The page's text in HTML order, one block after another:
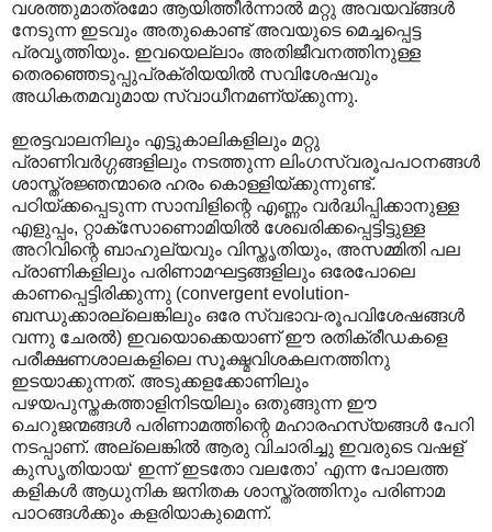
വശത്തുമാത്രമോ ആയിത്തീര്‍ന്നാല്‍ മറ്റു അവയവ്ങ്ങള്‍
നേടുന്ന ഇടവും അതുകൊണ്ട് അവയുടെ മെച്ചപ്പെട്ട
പ്രവൃത്തിയും. ഇവയെല്ലാം അതിജീവനത്തിനുള്ള
തെരഞ്ഞെടുപ്പുപ്രക്രിയയില്‍ സവിശേഷവും
അധികതമവുമായ സ്വാധീനമണ്യ്ക്കുന്നു.
ഇരട്ടവാലനിലും എട്ടുകാലികളിലും മറ്റു
പ്രാണിവര്‍ഗ്ഗങ്ങളിലും നടത്തുന്ന ലിംഗസ്വരൂപപഠനങ്ങള്‍‍
ശാസ്ത്രജ്ഞന്മാരെ ഹരം കൊള്ളിയ്ക്കുന്നുണ്ട്.
പഠിയ്ക്കപ്പെടുന്ന സാമ്പിളിന്റെ എണ്ണം വര്‍ദ്ധിപ്പിക്കാനുള്ള
എളുപ്പം, റ്റാക്സോണൊമിയില്‍ ശേഖരിക്കപ്പെട്ടിട്ടുള്ള
അറിവിന്റെ ബാഹുല്യവും വിസ്തൃതിയും, അസമ്മിതി പല
പ്രാണികളിലും പരിണാമഘട്ടങ്ങളിലും ഒരേപോലെ
കാണപ്പെട്ടിരിക്കുന്നു (convergent evolution-
ബന്ധുക്കാരല്ലെങ്കിലും ഒരേ സ്വഭാവ-രൂപവിശേഷങ്ങള്‍
വന്നു ചേരല്‍) ഇവയൊക്കെയാണ് ഈ രതിക്രീഡകളെ
പരീക്ഷണശാലകളിലെ സൂക്ഷ്മവിശകലനത്തിനു
ഇടയാക്കുന്നത്. അടുക്കളക്കോണിലും
പഴയപുസ്തകത്താളിനിടയിലും ഒതുങ്ങുന്ന ഈ
ചെറുജന്മങ്ങള്‍ പരിണാമത്തിന്റെ മഹാരഹസ്യങ്ങള്‍ പേറി
നടപ്പാണ്. അല്ലെങ്കില്‍ ആരു വിചാരിച്ചു ഇവരുടെ വഷള്
കുസൃതിയായ‘ ഇന്ന് ഇടതോ വലതോ’ എന്ന പോലത്ത
കളികള്‍ ആധുനിക ജനിതക ശാസ്ത്രത്തിനും പരിണാമ
പാഠങ്ങള്‍ക്കും കളരിയാകുമെന്ന്.